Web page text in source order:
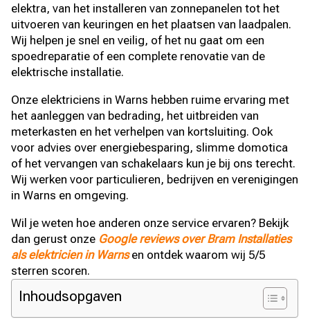
elektra, van het installeren van zonnepanelen tot het
uitvoeren van keuringen en het plaatsen van laadpalen.
Wij helpen je snel en veilig, of het nu gaat om een
spoedreparatie of een complete renovatie van de
elektrische installatie.
Onze elektriciens in Warns hebben ruime ervaring met
het aanleggen van bedrading, het uitbreiden van
meterkasten en het verhelpen van kortsluiting. Ook
voor advies over energiebesparing, slimme domotica
of het vervangen van schakelaars kun je bij ons terecht.
Wij werken voor particulieren, bedrijven en verenigingen
in Warns en omgeving.
Wil je weten hoe anderen onze service ervaren? Bekijk
dan gerust onze Google reviews over Bram Installaties
als elektricien in Warnsen ontdek waarom wij 5/5
sterren scoren.
Inhoudsopgaven